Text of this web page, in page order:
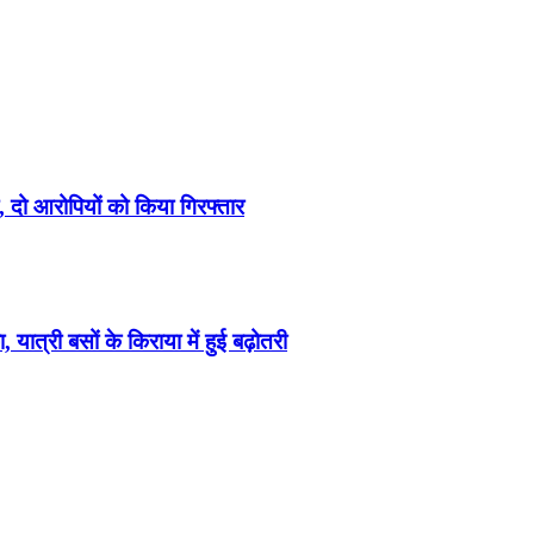
आरोपियों को किया गिरफ्तार
बसों के किराया में हुई बढ़ोतरी